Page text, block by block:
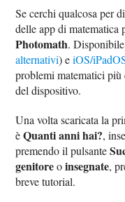
Se cerchi qualcosa per
delle app di matematica
Photomath.
alternativi) eiOS/
problemi matematici
del dispositivo.
Una volta scaricata la
èQuanti anni hai?,
premendo il pulsante
genitoreoinsegnate,
breve tutorial.